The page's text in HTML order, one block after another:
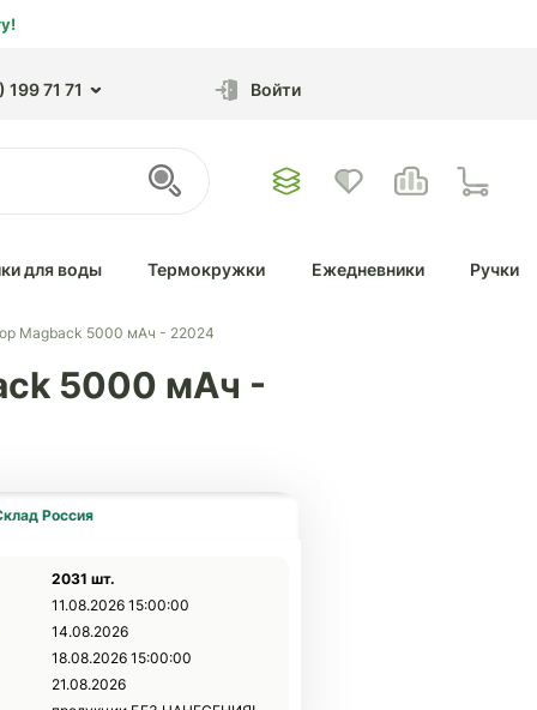
71 71 Войти
для воды Термокружки Ежедневники Ручки
Magback 5000 мАч - 22024
5000 мАч -
Россия
2031 шт.
11.08.2026 15:00:00
14.08.2026
18.08.2026 15:00:00
21.08.2026